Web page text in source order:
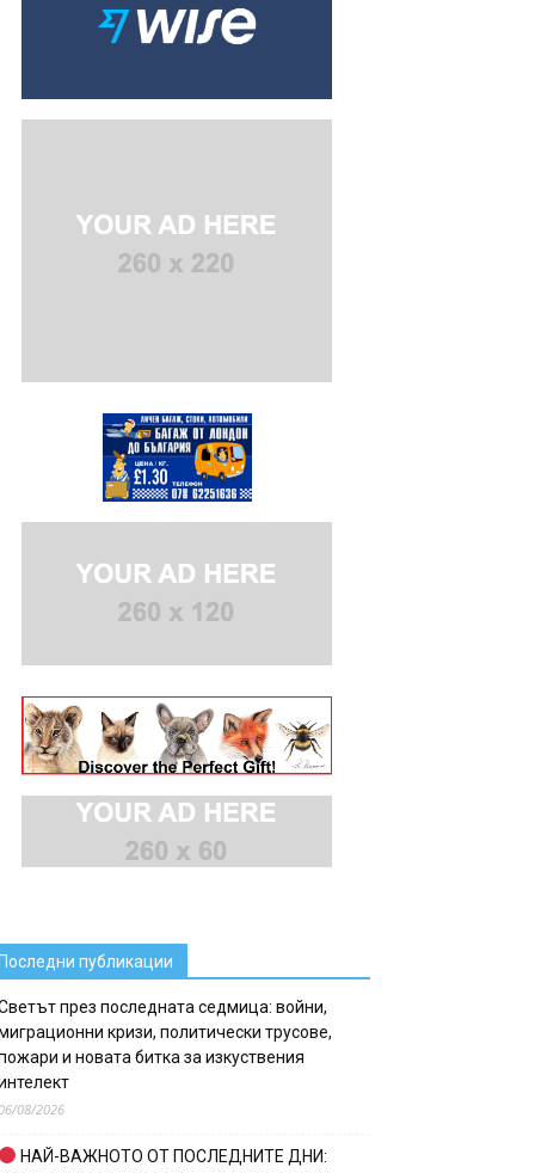
публикации
през последната седмица: войни,
кризи, политически трусове,
и новата битка за изкуствения
08/2026
НАЙ-ВАЖНОТО ОТ ПОСЛЕДНИТЕ ДНИ: